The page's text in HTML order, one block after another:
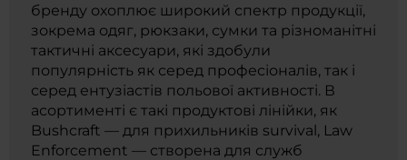
бренду охоплює широкий спектр продукції,
зокрема одяг, рюкзаки, сумки та різноманітні
тактичні аксесуари, які здобули
популярність як серед професіоналів, так і
серед ентузіастів польової активності. В
асортименті є такі продуктові лінійки, як
Bushcraft — для прихильників survival, Law
Enforcement — створена для служб